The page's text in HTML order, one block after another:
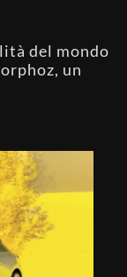
del mondo
un